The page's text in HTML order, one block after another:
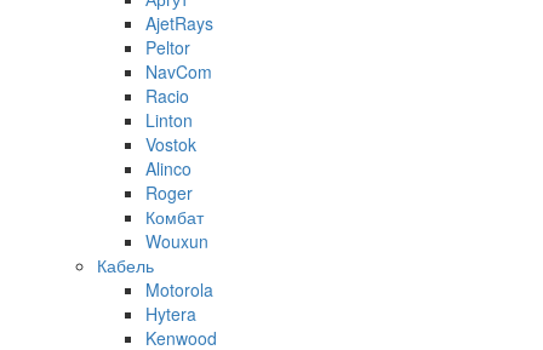
AjetRays
Peltor
NavCom
Racio
Linton
Vostok
Alinco
Roger
Комбат
Wouxun
Кабель
Motorola
Hytera
Kenwood